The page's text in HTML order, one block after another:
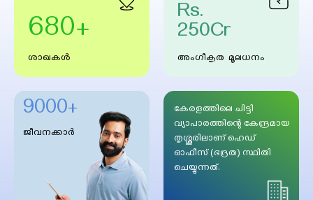
680+
ശാഖകള്‍
Rs.
250Cr
അംഗീകൃത മൂലധനം
9000+
ജീവനക്കാർ
കേരളത്തിലെ ചിട്ടി
വ്യാപാരത്തിന്റെ കേന്ദ്രമായ
തൃശ്ശൂരിലാണ് ഹെഡ്
ഓഫീസ് (ഭദ്രത) സ്ഥിതി
ചെയ്യുന്നത്.